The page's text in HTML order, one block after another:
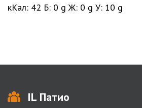
кКал: 42 Б: 0 g Ж: 0 g У: 10 g
IL Патио